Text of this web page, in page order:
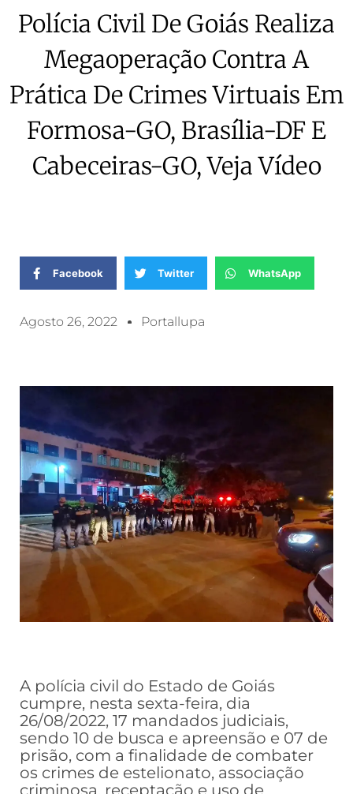
Polícia Civil De Goiás Realiza
Megaoperação Contra A
Prática De Crimes Virtuais Em
Formosa-GO, Brasília-DF E
Cabeceiras-GO, Veja Vídeo
Facebook Twitter WhatsApp
Agosto 26, 2022 Portallupa
A polícia civil do Estado de Goiás
cumpre, nesta sexta-feira, dia
26/08/2022, 17 mandados judiciais,
sendo 10 de busca e apreensão e 07 de
prisão, com a finalidade de combater
os crimes de estelionato, associação
criminosa, receptação e uso de